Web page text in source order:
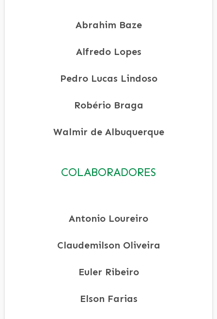
Abrahim Baze
Alfredo Lopes
Pedro Lucas Lindoso
Robério Braga
Walmir de Albuquerque
COLABORADORES
Antonio Loureiro
Claudemilson Oliveira
Euler Ribeiro
Elson Farias